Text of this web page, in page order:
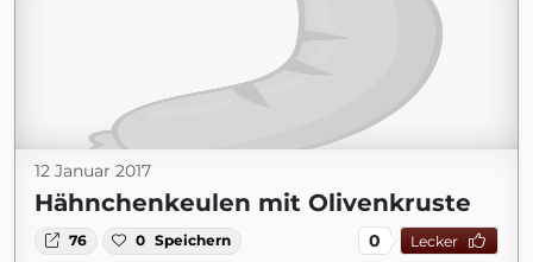
12 Januar 2017
Hähnchenkeulen mit Olivenkruste
76 0 Speichern 0 Lecker